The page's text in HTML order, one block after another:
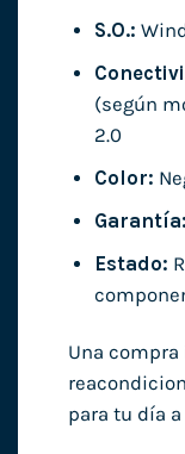
S.O.:
(según
2.0
Color:
Garantía:
Estado:
Una
para tu día a